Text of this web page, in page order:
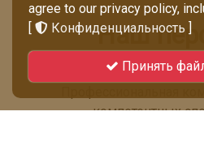
Наш
компетентных
agree to our privacy policy,
[
Конфиденциальность ]
Принять